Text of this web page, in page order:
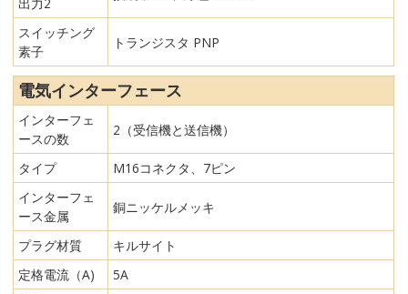
スイッチング
素子
トランジスタ PNP
電気インターフェース
インターフェ
ースの数
2（受信機と送信機）
タイプ
M16コネクタ、7ピン
インターフェ
ース金属
銅ニッケルメッキ
プラグ材質
キルサイト
定格電流（A)
5A